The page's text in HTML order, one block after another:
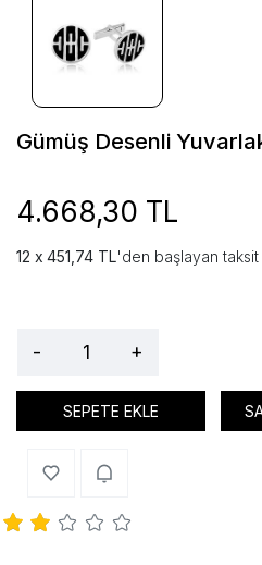
Gümüş Desenli
4.668,30 TL
451,74 TL'den başlayan
- +
SEPETE EKLE